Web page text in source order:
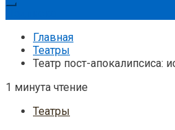
Главная
Театры
Театр пост-апокалипсиса:
1 минута чтение
Театры